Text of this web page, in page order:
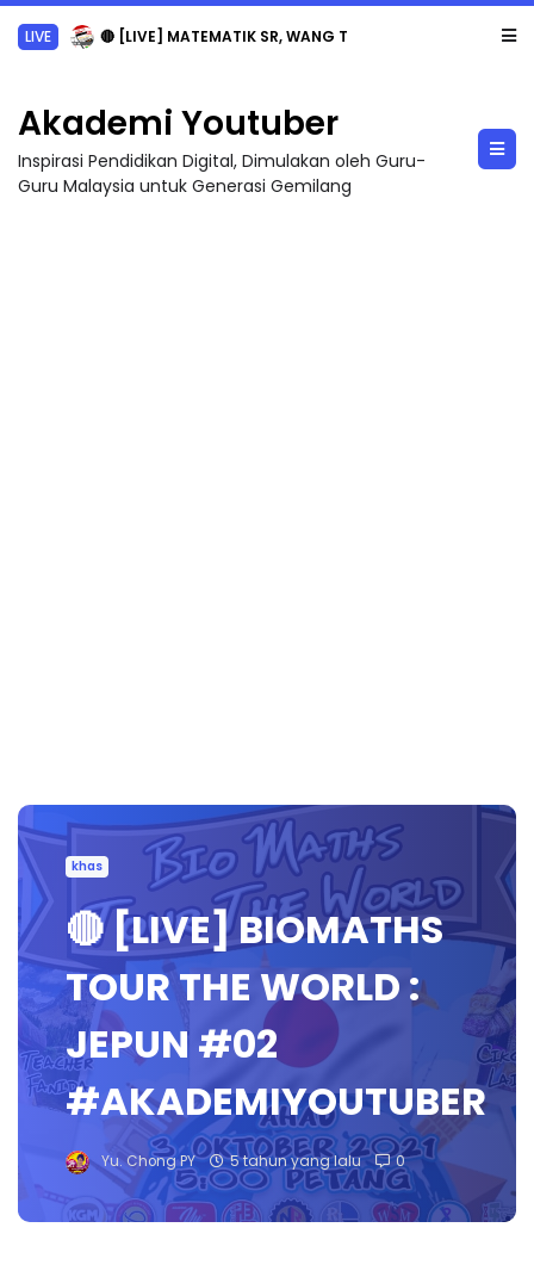
LIVE 🔴 [LIVE] MATEMATIK SR, WANG TAHUN 6 OLEH CIKGU ANITA #ALLINONE #141 #...
Akademi Youtuber
Inspirasi Pendidikan Digital, Dimulakan oleh Guru-
Guru Malaysia untuk Generasi Gemilang
khas
🔴 [LIVE] BIOMATHS
TOUR THE WORLD :
JEPUN #02
#AKADEMIYOUTUBER
Yu. Chong PY 5 tahun yang lalu 0